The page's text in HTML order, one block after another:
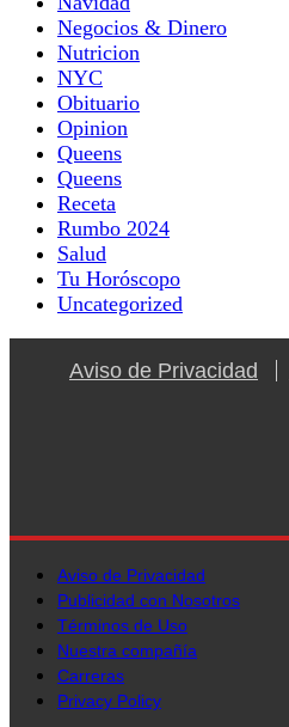
Negocios & Dinero
Nutricion
NYC
Obituario
Opinion
Queens
Queens
Receta
Rumbo 2024
Salud
Tu Horóscopo
Uncategorized
Aviso de Privacidad
Aviso de Privacidad
Publicidad con Nosotros
Términos de Uso
Nuestra compañía
Carreras
Privacy Policy